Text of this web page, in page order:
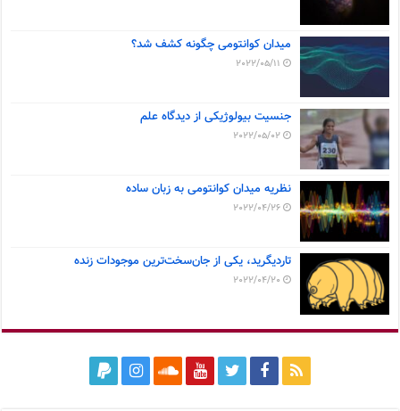
میدان کوانتومی چگونه کشف شد؟
2022/05/11
جنسیت بیولوژیکی از دیدگاه علم
2022/05/02
نظریه میدان کوانتومی به زبان ساده
2022/04/26
تاردیگرید، یکی از جان‌سخت‌ترین موجودات زنده
2022/04/20